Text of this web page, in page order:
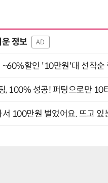
정보 AD
할인 '10만원'대 선착순
100% 성공! 퍼팅으로만 10
100만원 벌었어요. 뜨고 있